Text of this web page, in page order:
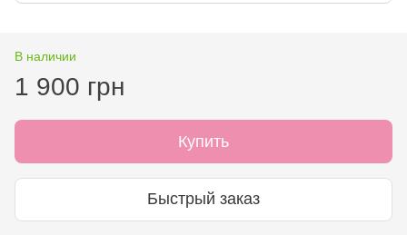
В наличии
1 900 грн
Купить
Быстрый заказ